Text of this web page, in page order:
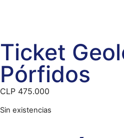
Ticket
Pórfidos
CLP 475.000
Sin existencias